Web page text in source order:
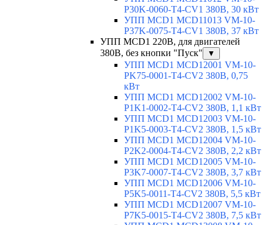
P30K-0060-T4-CV1 380В, 30 кВт
УПП MCD1 MCD11013 VM-10-
P37K-0075-T4-CV1 380В, 37 кВт
УПП MCD1 220В, для двигателей
380В, без кнопки "Пуск"
▼
УПП MCD1 MCD12001 VM-10-
PK75-0001-T4-CV2 380В, 0,75
кВт
УПП MCD1 MCD12002 VM-10-
P1K1-0002-T4-CV2 380В, 1,1 кВт
УПП MCD1 MCD12003 VM-10-
P1K5-0003-T4-CV2 380В, 1,5 кВт
УПП MCD1 MCD12004 VM-10-
P2K2-0004-T4-CV2 380В, 2,2 кВт
УПП MCD1 MCD12005 VM-10-
P3K7-0007-T4-CV2 380В, 3,7 кВт
УПП MCD1 MCD12006 VM-10-
P5K5-0011-T4-CV2 380В, 5,5 кВт
УПП MCD1 MCD12007 VM-10-
P7K5-0015-T4-CV2 380В, 7,5 кВт